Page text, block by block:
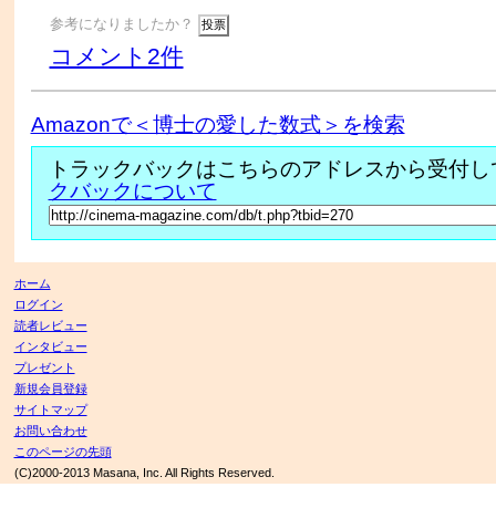
参考になりましたか？
コメント2件
Amazonで＜博士の愛した数式＞を検索
トラックバックはこちらのアドレスから受付
クバックについて
ホーム
ログイン
読者レビュー
インタビュー
プレゼント
新規会員登録
サイトマップ
お問い合わせ
このページの先頭
(C)2000-2013 Masana, Inc. All Rights Reserved.